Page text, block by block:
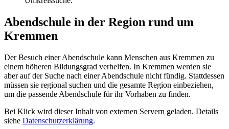
Abendschule in der Region rund um
Kremmen
Der Besuch einer Abendschule kann Menschen aus Kremmen zu
einem höheren Bildungsgrad verhelfen. In Kremmen werden sie
aber auf der Suche nach einer Abendschule nicht fündig. Stattdessen
müssen sie regional suchen und die gesamte Region einbeziehen,
um die passende Abendschule für ihr Vorhaben zu finden.
Bei Klick wird dieser Inhalt von externen Servern geladen. Details
siehe Datenschutzerklärung.